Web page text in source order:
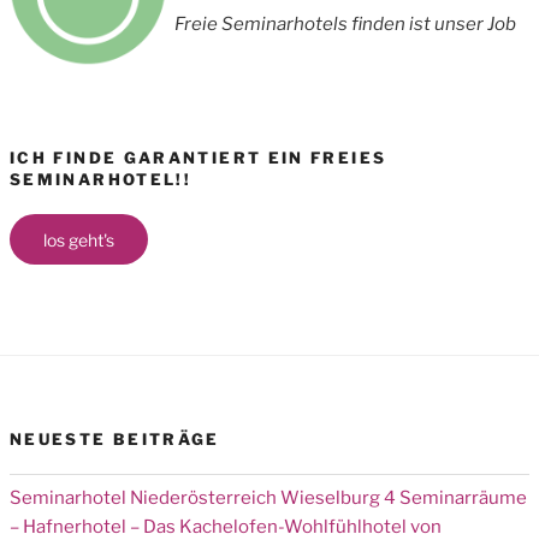
Freie Seminarhotels finden ist unser Job
ICH FINDE GARANTIERT EIN FREIES
SEMINARHOTEL!!
los geht's
NEUESTE BEITRÄGE
Seminarhotel Niederösterreich Wieselburg 4 Seminarräume
– Hafnerhotel – Das Kachelofen-Wohlfühlhotel von